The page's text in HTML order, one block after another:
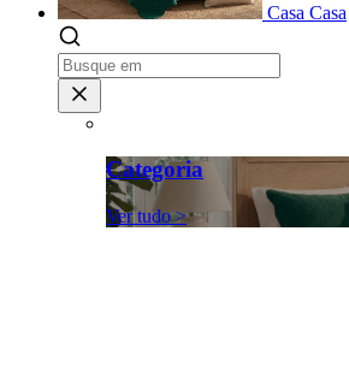
Casa Casa
Categoria
Ver tudo >